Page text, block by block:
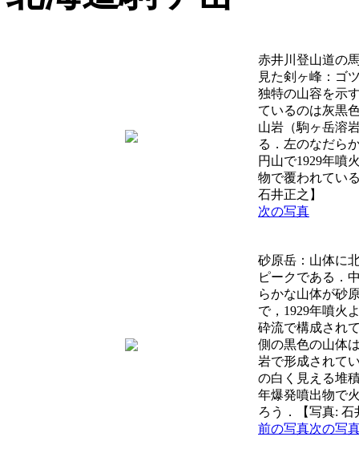
赤井川登山道の
見た剣ヶ峰：ゴ
独特の山容を示
ているのは灰黒
山岩（駒ヶ岳溶
る．左のなだら
円山で1929年噴
物で覆われてい
石井正之】
次の写真
砂原岳：山体に
ピークである．
らかな山体が砂
で，1929年噴火
砕流で構成され
側の黒色の山体
岩で形成されて
の白く見える堆
年爆発噴出物で
ろう．【写真: 石
前の写真次の写